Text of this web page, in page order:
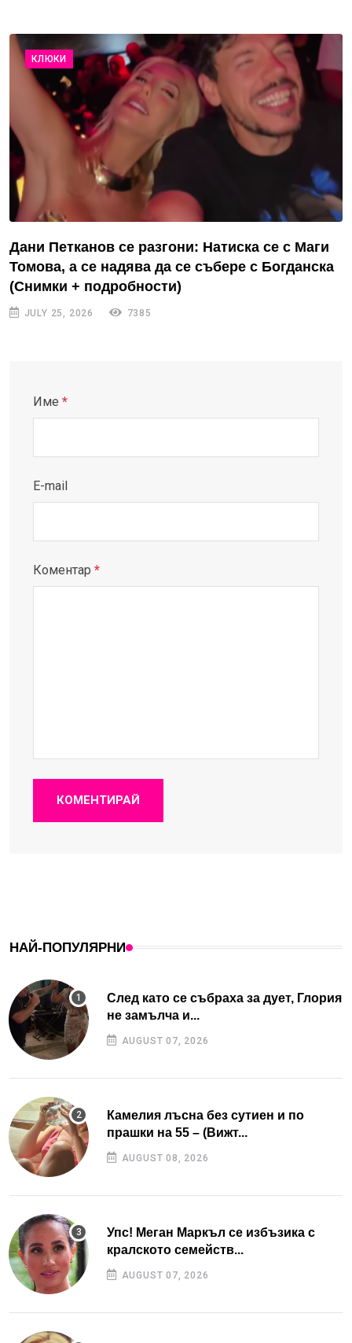
КЛЮКИ
Дани Петканов се разгони: Натиска се с Маги
Томова, а се надява да се събере с Богданска
(Снимки + подробности)
JULY 25, 2026 7385
Име *
E-mail
Коментар *
КОМЕНТИРАЙ
НАЙ-ПОПУЛЯРНИ
След като се събраха за дует, Глория
не замълча и...
AUGUST 07, 2026
Камелия лъсна без сутиен и по
прашки на 55 – (Вижт...
AUGUST 08, 2026
Упс! Меган Маркъл се избъзика с
кралското семейств...
AUGUST 07, 2026